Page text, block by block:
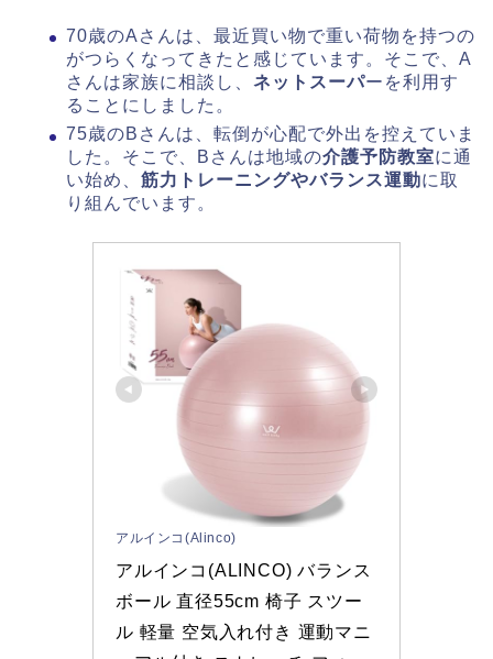
70歳のAさんは、最近買い物で重い荷物を持つの
がつらくなってきたと感じています。そこで、A
さんは家族に相談し、 ネットスーパーを利用す
ることにしました。
75歳のBさんは、転倒が心配で外出を控えていま
した。そこで、Bさんは地域の介護予防教室に通
い始め、 筋力トレーニングやバランス運動に取
り組んでいます。
アルインコ(Alinco)
アルインコ(ALINCO) バランス
ボール 直径55cm 椅子 スツー
ル 軽量 空気入れ付き 運動マニ